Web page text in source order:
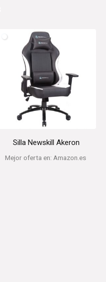
Silla Newskill Akeron
Mejor oferta en: Amazon.es